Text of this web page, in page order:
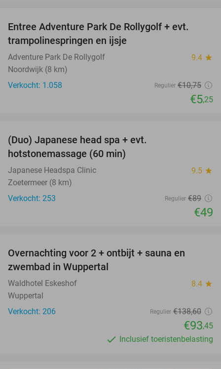
Entree Adventure Park De Rollygolf + evt.
trampolinespringen en ijsje
Adventure Park De Rollygolf 9.4 star
Noordwijk (8 km)
Verkocht: 1.058
Regulier €10,75
€5,25
(Duo) Japanese head spa + evt.
hotstonemassage (60 min)
Japanese Headspa Clinic 9.5 star
Zoetermeer (8 km)
Verkocht: 253
Regulier €89
€49
Overnachting voor 2 + ontbijt + sauna en
zwembad in Wuppertal
Waldhotel Eskeshof 8.4 star
Wuppertal
Verkocht: 206
Regulier €138,60
€93,45
Inclusief toeristenbelasting